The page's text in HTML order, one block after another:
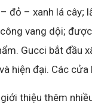
đỏ – xanh lá cây;
vang dội;
Gucci bắt đầu
hiện đại. Các cửa
thiệu thêm